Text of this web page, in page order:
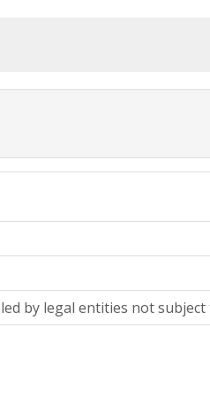
by legal entities not